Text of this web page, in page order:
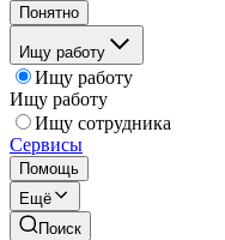
Понятно
Ищу работу
Ищу работу
Ищу работу
Ищу сотрудника
Сервисы
Помощь
Ещё
Поиск